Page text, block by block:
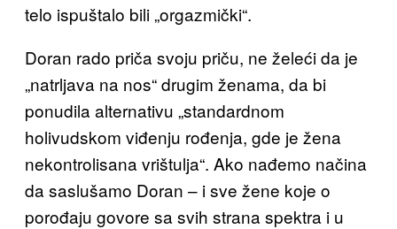
telo ispuštalo bili „orgazmički“.
Doran rado priča svoju priču, ne želeći da je
„natrljava na nos“ drugim ženama, da bi
ponudila alternativu „standardnom
holivudskom viđenju rođenja, gde je žena
nekontrolisana vrištulja“. Ako nađemo načina
da saslušamo Doran – i sve žene koje o
porođaju govore sa svih strana spektra i u